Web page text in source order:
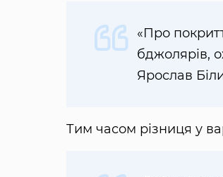
«Про
бджолярів,
Ярослав
Тим часом різниця у